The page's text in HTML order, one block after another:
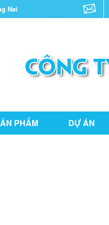
Nai
PHẨM DỰ ÁN